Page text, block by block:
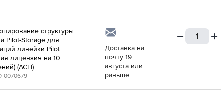
структуры
Pilot-Storage для
линейки Pilot
лицензия на 10
(АСП)
0070679
Доставка на
почту 19
августа или
раньше